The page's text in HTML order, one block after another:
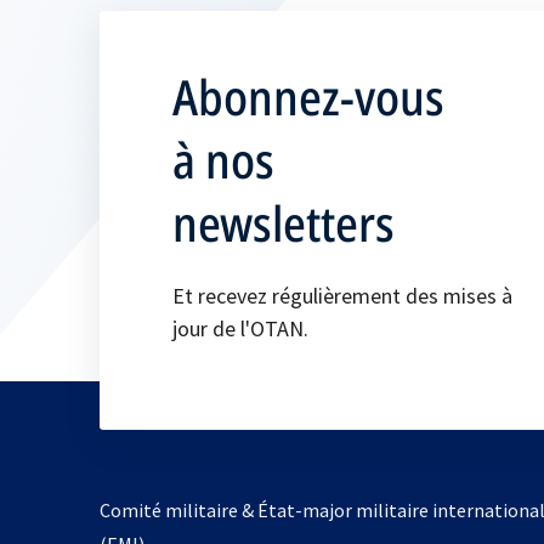
Abonnez-vous
à nos
newsletters
Et recevez régulièrement des mises à
jour de l'OTAN.
Comité militaire & État-major militaire international